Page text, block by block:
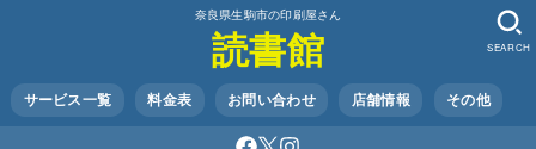
奈良県生駒市の印刷屋さん
読書館
サービス一覧 料金表 お問い合わせ 店舗情報 その他
SEARCH